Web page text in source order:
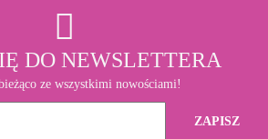
DO NEWSLETTERA
ze wszystkimi nowościami!